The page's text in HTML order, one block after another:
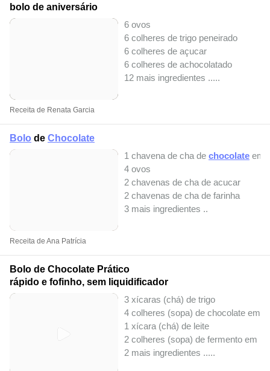
bolo de aniversário
6 ovos
6 colheres de trigo peneirado
6 colheres de açucar
6 colheres de achocolatado
12 mais ingredientes .....
Receita de Renata Garcia
Bolo de Chocolate
1 chavena de cha de chocolate em
4 ovos
2 chavenas de cha de acucar
2 chavenas de cha de farinha
3 mais ingredientes ..
Receita de Ana Patrícia
Bolo de Chocolate Prático
rápido e fofinho, sem liquidificador
3 xícaras (chá) de trigo
4 colheres (sopa) de chocolate em
1 xícara (chá) de leite
2 colheres (sopa) de fermento em pó
2 mais ingredientes .....